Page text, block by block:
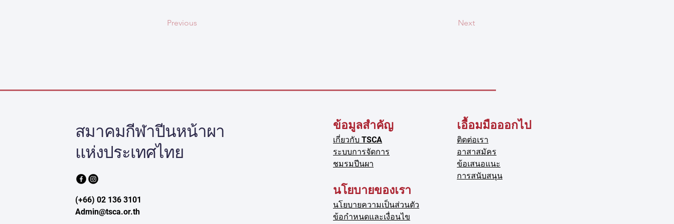
Previous Next
สมาคมกีฬาปีนหน้าผา
แห่งประเทศไทย
(+66) 02 136 3101
Admin@tsca.or.th
ข้อมูลสำคัญ
เกี่ยวกับ TSCA
ระบบการจัดการ
ชมรมปีนผา
เอื้อมมือออกไป
ติดต่อเรา
อาสาสมัคร
ข้อเสนอแนะ
การสนับสนุน
นโยบายของเรา
นโยบายความเป็นส่วนตัว
ข้อกำหนดและเงื่อนไข